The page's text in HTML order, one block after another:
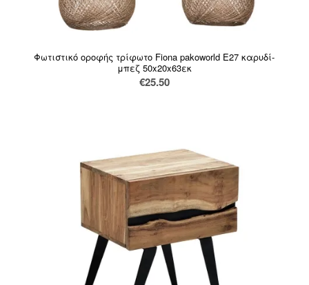
Φωτιστικό οροφής τρίφωτο Fiona pakoworld Ε27 καρυδί-
μπεζ 50x20x63εκ
€25.50